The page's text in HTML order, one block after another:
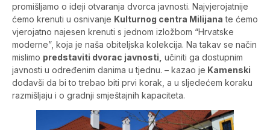
promišljamo o ideji otvaranja dvorca javnosti. Najvjerojatnije
ćemo krenuti u osnivanje Kulturnog centra Milijana te ćemo
vjerojatno najesen krenuti s jednom izložbom “Hrvatske
moderne”, koja je naša obiteljska kolekcija. Na takav se način
mislimo predstaviti dvorac javnosti, učiniti ga dostupnim
javnosti u određenim danima u tjednu. – kazao je Kamenski
dodavši da bi to trebao biti prvi korak, a u sljedećem koraku
razmišljaju i o gradnji smještajnih kapaciteta.